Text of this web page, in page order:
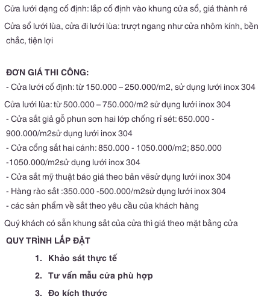
Cửa lưới dạng cố định: lắp cố định vào khung cửa sổ, giá thành rẻ
Cửa sổ lưới lùa, cửa đi lưới lùa: trượt ngang như cửa nhôm kính, bền
chắc, tiện lợi
ĐƠN GIÁ THI CÔNG:
- Cửa lưới cố định: từ 150.000 – 250.000/m2, sử dụng lưới inox 304
Cửa lưới lùa: từ 500.000 – 750.000/m2 sử dụng lưới inox 304
- Cửa sắt giả gỗ phun sơn hai lớp chống rỉ sét:650.000 -
900.000/m2sử dụng lưới inox 304
- Cửa cổng sắt hai cánh:850.000 - 1050.000/m2;850.000
-1050.000/m2sử dụng lưới inox 304
- Cửa sắt mỹ thuật báo giá theo bản vẽsử dụng lưới inox 304
- Hàng rào sắt :350.000 -500.000/m2sử dụng lưới inox 304
- các sản phẩm về sắt theo yêu cầu của khách hàng
Quý khách có sẵn khung sắt của cửa thì giá theo mặt bằng cửa
QUY TRÌNH LẮP ĐẶT
1. Khảo sát thực tế
2. Tư vấn mẫu cửa phù hợp
3. Đo kích thước